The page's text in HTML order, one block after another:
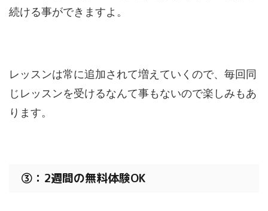
続ける事ができますよ。
レッスンは常に追加されて増えていくので、毎回同
じレッスンを受けるなんて事もないので楽しみもあ
ります。
③：2週間の無料体験OK